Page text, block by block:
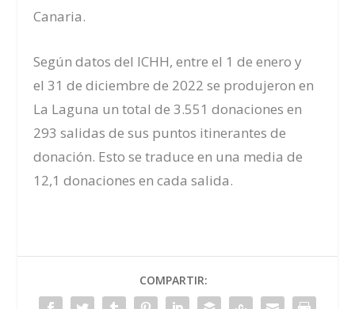
Canaria.
Según datos del ICHH, entre el 1 de enero y
el31 dediciembre de 2022 se produjeron en
La Laguna un total de3.551 donacionesen
293 salidas de sus puntos itinerantes de
donación. Esto se traduce en una media de
1 2,1 donaciones en cada salida.
COMPARTIR: